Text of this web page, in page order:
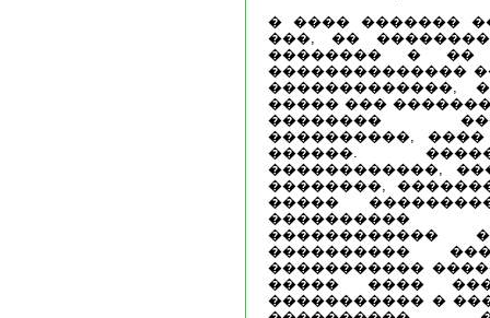
� ���� �������
���, ��
�������� � ��
��������������
����� ���
��������
����������,
������.
������������,
��������,
�����
����������
������������
����������
�����������
����� ����
����������� �